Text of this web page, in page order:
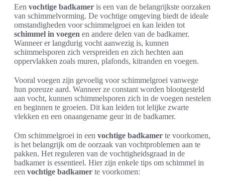
Een vochtige badkamer is een van de belangrijkste oorzaken
van schimmelvorming. De vochtige omgeving biedt de ideale
omstandigheden voor schimmelgroei en kan leiden tot
schimmel in voegen en andere delen van de badkamer.
Wanneer er langdurig vocht aanwezig is, kunnen
schimmelsporen zich verspreiden en zich hechten aan
oppervlakken zoals muren, plafonds, kitranden en voegen.
Vooral voegen zijn gevoelig voor schimmelgroei vanwege
hun poreuze aard. Wanneer ze constant worden blootgesteld
aan vocht, kunnen schimmelsporen zich in de voegen nestelen
en beginnen te groeien. Dit kan leiden tot lelijke zwarte
vlekken en een onaangename geur in de badkamer.
Om schimmelgroei in een vochtige badkamer te voorkomen,
is het belangrijk om de oorzaak van vochtproblemen aan te
pakken. Het reguleren van de vochtigheidsgraad in de
badkamer is essentieel. Hier zijn enkele tips om schimmel in
een vochtige badkamer te voorkomen: